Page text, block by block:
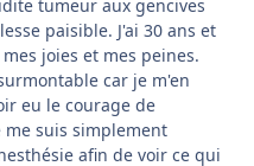
tumeur aux gencives
paisible. J'ai 30 ans et
joies et mes peines.
car je m'en
eu le courage de
suis simplement
afin de voir ce qui